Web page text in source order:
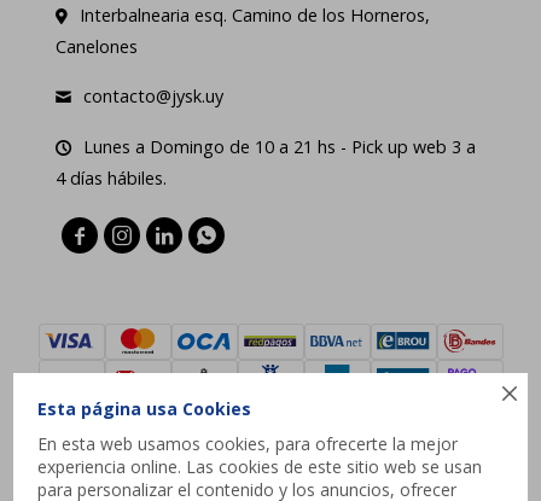

Esta página usa Cookies
En esta web usamos cookies, para ofrecerte la mejor
experiencia online. Las cookies de este sitio web se usan
para personalizar el contenido y los anuncios, ofrecer
Interbalnearia esq. Camino de los Horneros,
Canelones
contacto@jysk.uy
Lunes a Domingo de 10 a 21 hs - Pick up web 3 a
4 días hábiles.
   
© Copyright 2026 / JYSK